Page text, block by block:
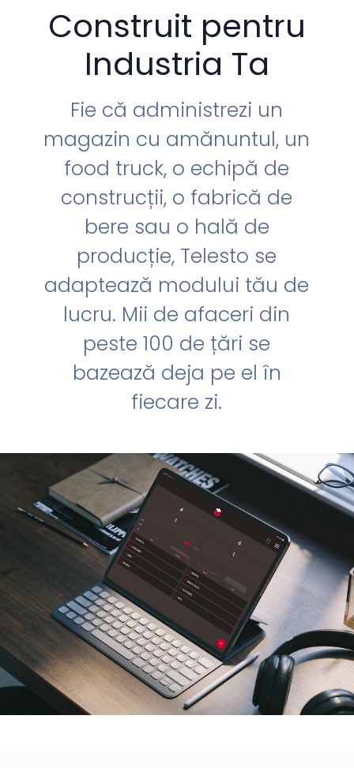
Construit pentru
Industria Ta
Fie că administrezi un
magazin cu amănuntul, un
food truck, o echipă de
construcții, o fabrică de
bere sau o hală de
producție, Telesto se
adaptează modului tău de
lucru. Mii de afaceri din
peste 100 de țări se
bazează deja pe el în
fiecare zi.